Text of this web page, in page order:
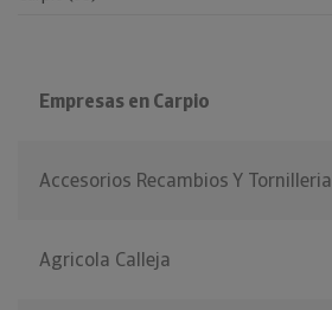
Empresas en Carpio
Accesorios Recambios Y Tornilleria
Agricola Calleja